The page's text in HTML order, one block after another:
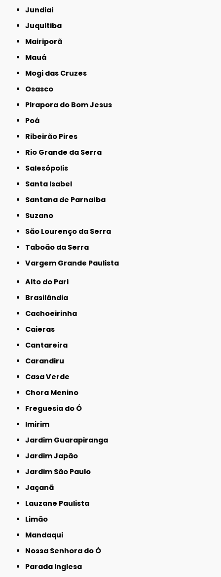
Jundiaí
Juquitiba
Mairiporã
Mauá
Mogi das Cruzes
Osasco
Pirapora do Bom Jesus
Poá
Ribeirão Pires
Rio Grande da Serra
Salesópolis
Santa Isabel
Santana de Parnaíba
Suzano
São Lourenço da Serra
Taboão da Serra
Vargem Grande Paulista
Alto do Pari
Brasilândia
Cachoeirinha
Caieras
Cantareira
Carandiru
Casa Verde
Chora Menino
Freguesia do Ó
Imirim
Jardim Guarapiranga
Jardim Japão
Jardim São Paulo
Jaçanã
Lauzane Paulista
Limão
Mandaqui
Nossa Senhora do Ó
Parada Inglesa